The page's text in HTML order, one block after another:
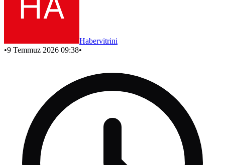
Habervitrini
•9 Temmuz 2026 09:38•